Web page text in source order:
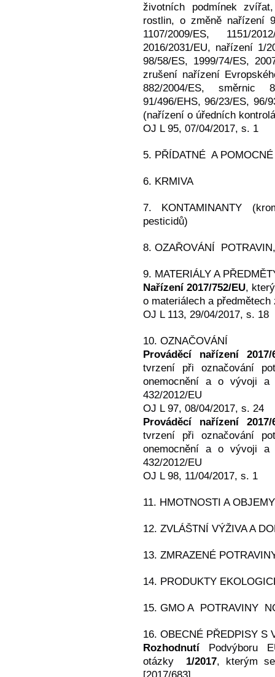
životních podmínek
rostlin, o změně nařízení
1107/2009/ES, 1151/
2016/2031/EU, nařízení 1/
98/58/ES, 1999/74/ES,
zrušení nařízení
882/2004/ES, směrnic
91/496/EHS, 96/23/ES, 96/
(nařízení o úředních
OJ L 95, 07/04/2017, s. 1
5. PŘÍDATNÉ A
6. KRMIVA
7. KONTAMINANTY
pesticidů)
8. OZAŘOVÁNÍ
9. MATERIÁLY A
Nařízení 2017/752/EU,
o materiálech a
OJ L 113, 29/04/2017, s. 18
10. OZNAČOVÁNÍ
Prováděcí nařízení 2017/
tvrzení při označování
onemocnění a o vývoji
432/2012/EU
OJ L 97, 08/04/2017, s. 24
Prováděcí nařízení 2017/
tvrzení při označování
onemocnění a o vývoji
432/2012/EU
OJ L 98, 11/04/2017, s. 1
11. HMOTNOSTI A OBJEMY
12. ZVLÁŠTNÍ VÝŽIVA A
13. ZMRAZENÉ
14. PRODUKTY
15. GMO A POTRAVINY
16. OBECNÉ PŘEDPISY S
Rozhodnutí Podvýboru
otázky 1/2017, kterým